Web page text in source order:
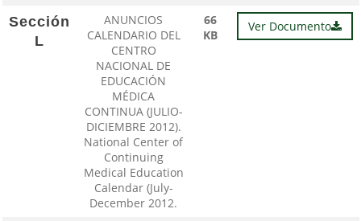
Sección
L
ANUNCIOS
CALENDARIO DEL
CENTRO
NACIONAL DE
EDUCACIÓN
MÉDICA
CONTINUA (JULIO-
DICIEMBRE 2012).
National Center of
Continuing
Medical Education
Calendar (July-
December 2012.
66
KB
Ver Documento